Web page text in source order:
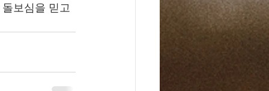
보심을 믿고